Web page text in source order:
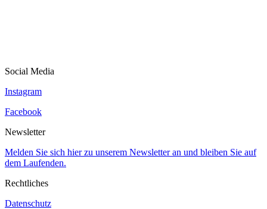
Social Media
Instagram
Facebook
Newsletter
Melden Sie sich hier zu unserem Newsletter an und bleiben Sie auf
dem Laufenden.
Rechtliches
Datenschutz